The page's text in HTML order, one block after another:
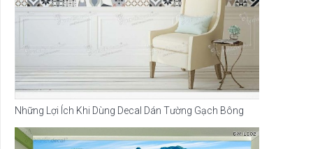
Những Lợi Ích Khi Dùng Decal Dán Tường Gạch Bông